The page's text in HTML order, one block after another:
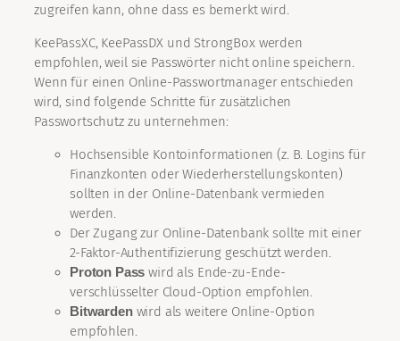
zugreifen kann, ohne dass es bemerkt wird.
KeePassXC, KeePassDX und StrongBox werden
empfohlen, weil sie Passwörter nicht online speichern.
Wenn für einen Online-Passwortmanager entschieden
wird, sind folgende Schritte für zusätzlichen
Passwortschutz zu unternehmen:
Hochsensible Kontoinformationen (z. B. Logins für
Finanzkonten oder Wiederherstellungskonten)
sollten in der Online-Datenbank vermieden
werden.
Der Zugang zur Online-Datenbank sollte mit einer
2-Faktor-Authentifizierung geschützt werden.
Proton Pass wird als Ende-zu-Ende-
verschlüsselter Cloud-Option empfohlen.
Bitwardenwird als weitere Online-Option
empfohlen.